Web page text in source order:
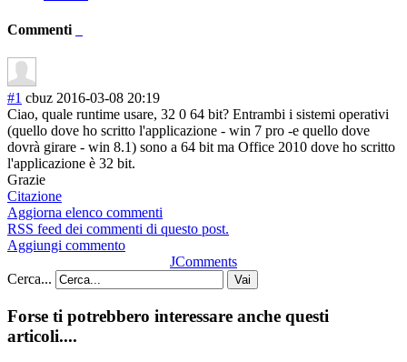
Commenti
#1 cbuz 2016-03-08 20:19
Ciao, quale runtime usare, 32 0 64 bit? Entrambi i sistemi operativi
(quello dove ho scritto l'applicazione - win 7 pro -e quello dove
dovrà girare - win 8.1) sono a 64 bit ma Office 2010 dove ho scritto
l'applicazione è 32 bit.
Grazie
Citazione
Aggiorna elenco commenti
RSS feed dei commenti di questo post.
Aggiungi commento
JComments
Cerca...
Vai
Forse ti potrebbero interessare anche questi
articoli....